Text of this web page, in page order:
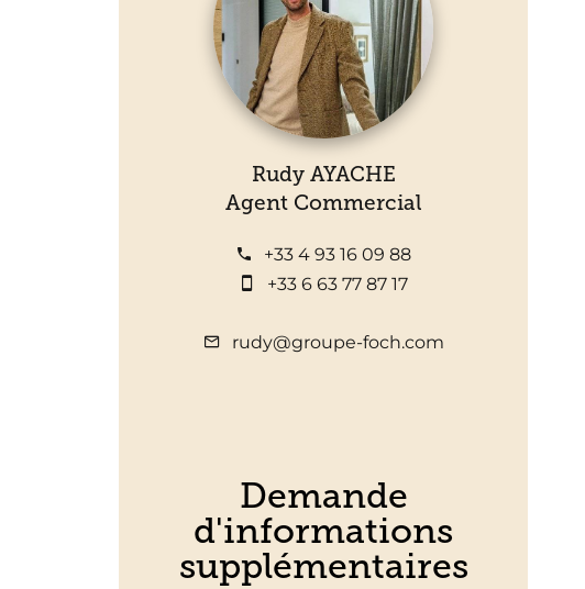
Rudy AYACHE
Agent Commercial
+33 4 93 16 09 88
+33 6 63 77 87 17
rudy@groupe-foch.com
Demande
d'informations
supplémentaires